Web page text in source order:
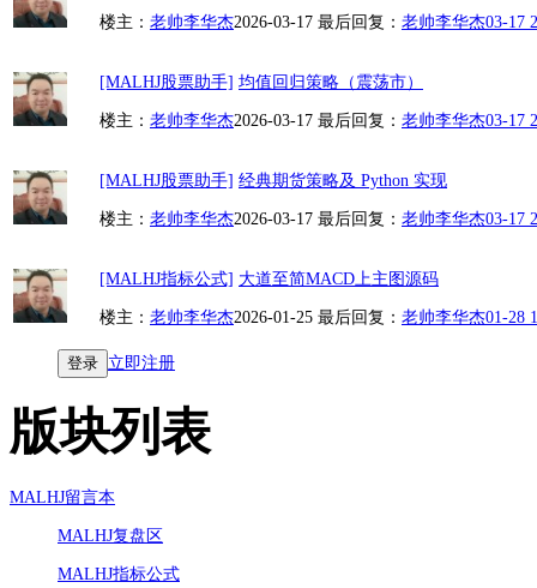
楼主： 老帅李华杰2026-03-17 最后回复： 老帅李华杰03-17
[MALHJ股票助手] 均值回归策略（震荡市）
楼主： 老帅李华杰2026-03-17 最后回复： 老帅李华杰03-17
[MALHJ股票助手] 经典期货策略及 Python 实现
楼主： 老帅李华杰2026-03-17 最后回复： 老帅李华杰03-17
[MALHJ指标公式] 大道至简MACD上主图源码
楼主： 老帅李华杰2026-01-25 最后回复： 老帅李华杰01-28
登录 立即注册
版块列表
MALHJ留言本
MALHJ复盘区
MALHJ指标公式